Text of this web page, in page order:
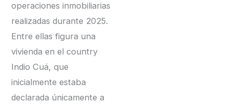
operaciones inmobiliarias
realizadas durante 2025.
Entre ellas figura una
vivienda en el country
Indio Cuá, que
inicialmente estaba
declarada únicamente a